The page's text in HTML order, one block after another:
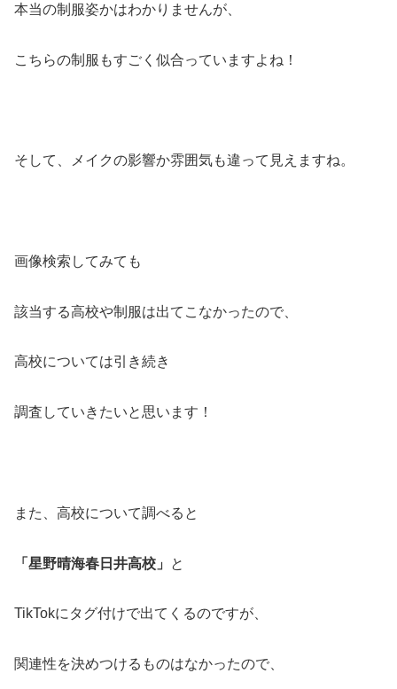
本当の制服姿かはわかりませんが、
こちらの制服もすごく似合っていますよね！
そして、メイクの影響か雰囲気も違って見えますね。
画像検索してみても
該当する高校や制服は出てこなかったので、
高校については引き続き
調査していきたいと思います！
また、高校について調べると
「星野晴海春日井高校」 と
TikTokにタグ付けで出てくるのですが、
関連性を決めつけるものはなかったので、